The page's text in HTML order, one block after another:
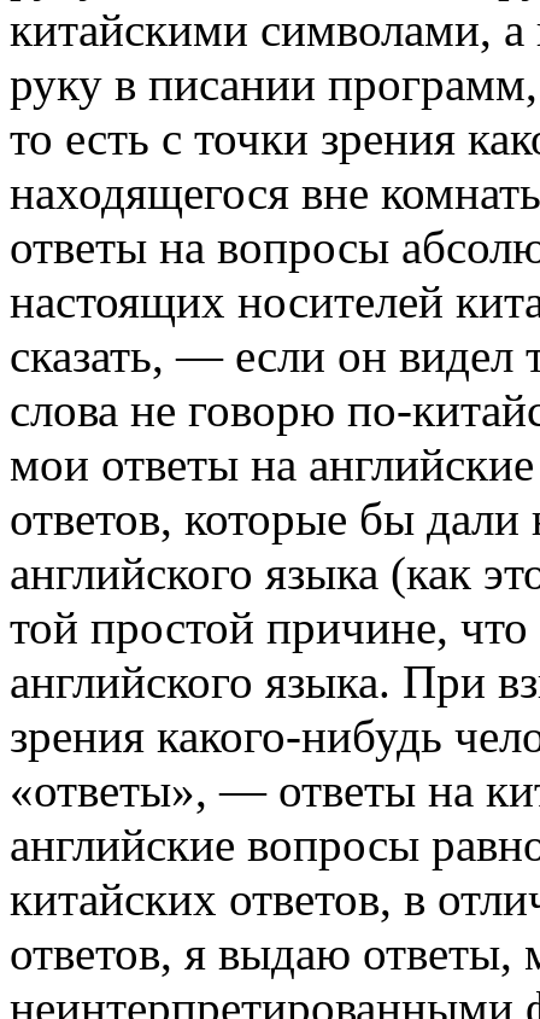
китайскими символами,
руку в писании
то есть с точки зрения
находящегося вне
ответы на вопросы
настоящих носителей
сказать, — если он
слова не говорю по-
мои от­веты на
ответов, которые бы
английского языка (как
той простой причине,
английского языка. При
зрения какого-нибудь
«ответы», — ответы на
английские вопросы
китайских ответов, в
ответов, я выдаю ответы,